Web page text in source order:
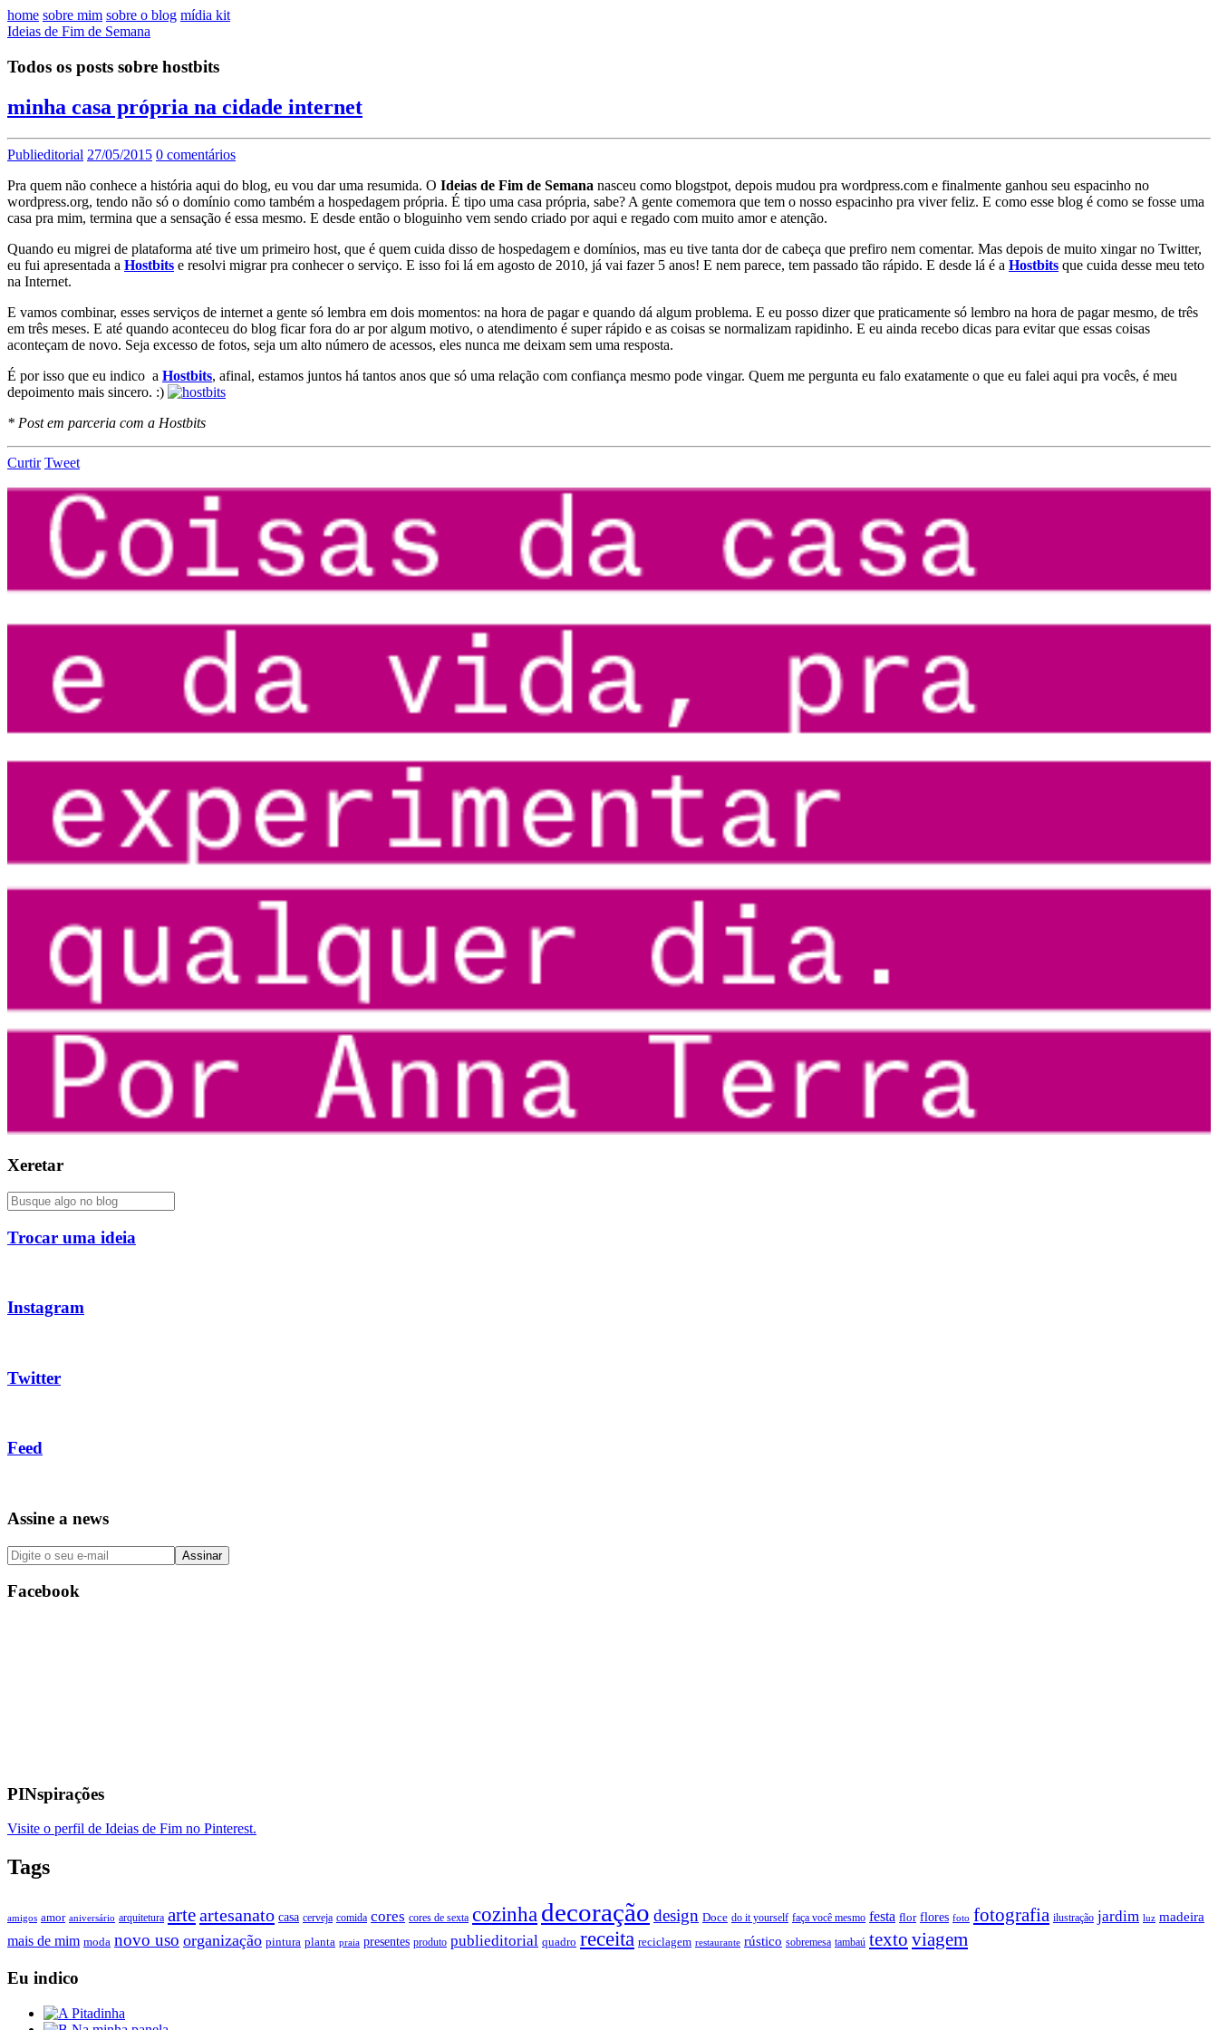
home sobre mim sobre o blog mídia kit
Ideias de Fim de Semana
Todos os posts sobre hostbits
minha casa própria na cidade internet
Publieditorial 27/05/2015 0 comentários
Pra quem não conhece a história aqui do blog, eu vou dar uma resumida. O Ideias de Fim de Semana nasceu como blogstpot, depois mudou pra wordpress.com e finalmente ganhou seu espacinho no
wordpress.org, tendo não só o domínio como também a hospedagem própria. É tipo uma casa própria, sabe? A gente comemora que tem o nosso espacinho pra viver feliz. E como esse blog é como se fosse uma
casa pra mim, termina que a sensação é essa mesmo. E desde então o bloguinho vem sendo criado por aqui e regado com muito amor e atenção.
Quando eu migrei de plataforma até tive um primeiro host, que é quem cuida disso de hospedagem e domínios, mas eu tive tanta dor de cabeça que prefiro nem comentar. Mas depois de muito xingar no Twitter,
eu fui apresentada a Hostbits e resolvi migrar pra conhecer o serviço. E isso foi lá em agosto de 2010, já vai fazer 5 anos! E nem parece, tem passado tão rápido. E desde lá é a Hostbits que cuida desse meu teto
na Internet.
E vamos combinar, esses serviços de internet a gente só lembra em dois momentos: na hora de pagar e quando dá algum problema. E eu posso dizer que praticamente só lembro na hora de pagar mesmo, de três
em três meses. E até quando aconteceu do blog ficar fora do ar por algum motivo, o atendimento é super rápido e as coisas se normalizam rapidinho. E eu ainda recebo dicas para evitar que essas coisas
aconteçam de novo. Seja excesso de fotos, seja um alto número de acessos, eles nunca me deixam sem uma resposta.
É por isso que eu indico a Hostbits, afinal, estamos juntos há tantos anos que só uma relação com confiança mesmo pode vingar. Quem me pergunta eu falo exatamente o que eu falei aqui pra vocês, é meu
depoimento mais sincero. :)
* Post em parceria com a Hostbits
Curtir Tweet
Xeretar
Trocar uma ideia
Instagram
Twitter
Feed
Assine a news
Facebook
PINspirações
Visite o perfil de Ideias de Fim no Pinterest.
Tags
amigos amor aniversário arquitetura arteartesanato casa cerveja comida cores cores de sexta cozinha decoração design Doce do it yourself faça você mesmo festa flor flores foto fotografia ilustração jardim luz madeira
mais de mim moda novo uso organização pintura planta praia presentes produto publieditorial quadro receita reciclagem restaurante rústico sobremesa tambaú texto viagem
Eu indico